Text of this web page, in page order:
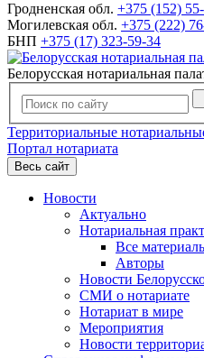
Гродненская обл. +375 (152)
Могилевская обл. +375 (222)
БНП +375 (17) 323-59-34
Белорусская нотариальная
Территориальные
Портал нотариата
Весь сайт
Новости
Актуально
Нотариальная
Все
Авторы
Новости
СМИ о нотариате
Нотариат в мире
Мероприятия
Новости